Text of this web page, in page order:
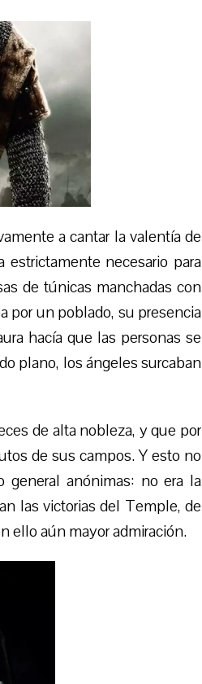
a cantar la valentía de
necesario para
de túnicas manchadas con
por un poblado, su presencia
hacía que las personas se
plano, los ángeles surcaban
de alta nobleza, y que por
de sus campos. Y esto no
general anónimas: no era la
las victorias del Temple, de
ello aún mayor admiración.